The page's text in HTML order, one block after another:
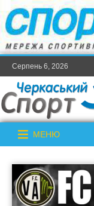
Серпень 6, 2026
МЕНЮ